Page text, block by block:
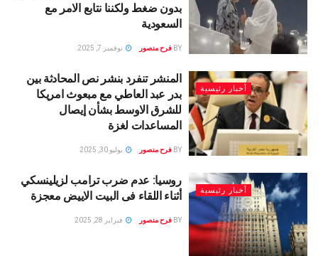
بدون ضغط ولكننا نتابع الامر مع
السعودية
BY فرح منصور نوفمبر 7, 2025
أخبار رئيسية
المنشر تنفرد بنشر نص المحادثة بين
بدر عبد العاطي مع مبعوث امريكا
للشرق الاوسط بشأن إيصال
المساعدات لغزة
BY فرح منصور يوليو 30, 2025
أخبار رئيسية
روسيا: عدم ضرب ترامب لزيلينسكي
أثناء اللقاء فى البيت الاييض معجزة
BY فرح منصور فبراير 28, 2025